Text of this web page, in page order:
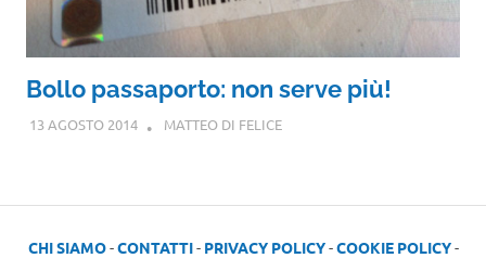
Bollo passaporto: non serve più!
13 AGOSTO 2014 MATTEO DI FELICE
CHI SIAMO-CONTATTI- PRIVACY POLICY-COOKIE POLICY-